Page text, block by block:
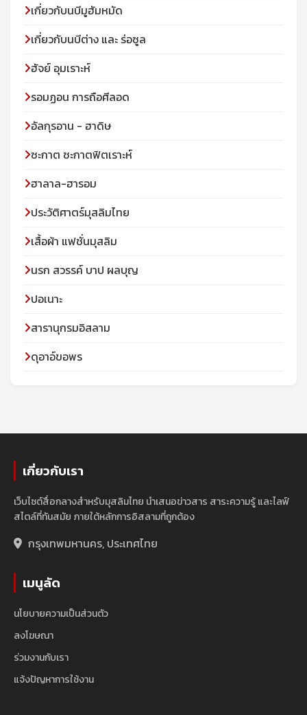
เกี่ยวกับนบีมูฮัมหมัด
เกี่ยวกับนบีต่าง และ ร่อซูล
ฮัจย์ อุมเราะห์
รอมฏอน การถือศีลอด
อัลกุรอาน - ฮาดิษ
ซะกาต ซะกาตฟิตเราะห์
ฮาลาล-ฮารอม
ประวัติศาตร์มุสลิมไทย
เสื้อผ้า แฟชั่นมุสลิม
นรก สวรรค์ บาป ผลบุญ
ปอเนาะ
สารานุกรมอิสลาม
ดุอาอ์ขอพร
เกี่ยวกับเรา
เว็บไซต์สื่อกลางสำหรับมุสลิมไทย นำเสนอข่าวสาร สาระความรู้ และไลฟ์
สไตล์ที่ทันสมัย ภายใต้หลักการอิสลามที่ถูกต้อง
กรุงเทพมหานคร, ประเทศไทย
เมนูลัด
นโยบายความเป็นส่วนตัว
ลงโฆษณา
ร่วมงานกับเรา
แจ้งปัญหาการใช้งาน